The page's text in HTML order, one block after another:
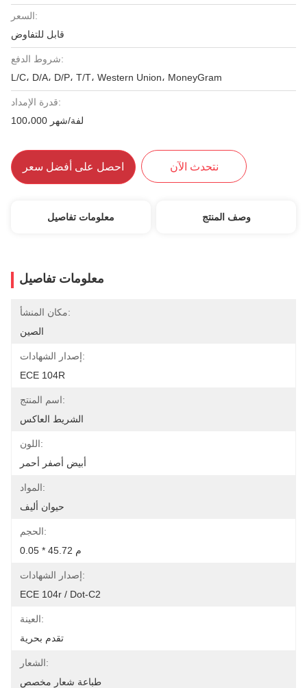
السعر:
قابل للتفاوض
شروط الدفع:
L/C، D/A، D/P، T/T، Western Union، MoneyGram
قدرة الإمداد:
100،000 لفة/شهر
احصل على أفضل سعر نتحدث الآن
معلومات تفاصيل وصف المنتج
معلومات تفاصيل
مكان المنشأ:
الصين
إصدار الشهادات:
ECE 104R
اسم المنتج:
الشريط العاكس
اللون:
أبيض أصفر أحمر
المواد:
حيوان أليف
الحجم:
0.05 * 45.72 م
إصدار الشهادات:
ECE 104r / Dot-C2
العينة:
تقدم بحرية
الشعار:
طباعة شعار مخصص